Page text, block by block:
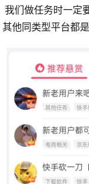
我们做任务时一定
他同类型平台都是